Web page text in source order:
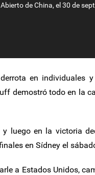
de China, el 30 de
en individuales
demostró todo en la
luego en la victoria
en Sídney el
a Estados Unidos,